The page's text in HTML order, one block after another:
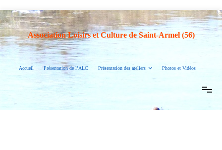
Association Loisirs et Culture de Saint-Armel (56)
Accueil Présentation de l’ALC Présentation des ateliers Photos et Vidéos